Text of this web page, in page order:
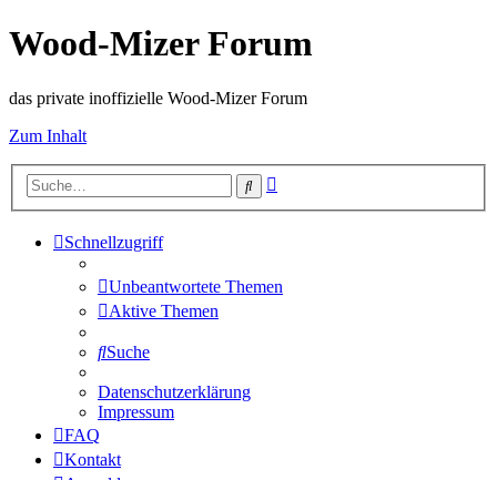
Wood-Mizer Forum
das private inoffizielle Wood-Mizer Forum
Zum Inhalt
Suche
Schnellzugriff
Unbeantwortete Themen
Aktive Themen
Suche
Datenschutzerklärung
Impressum
FAQ
Kontakt